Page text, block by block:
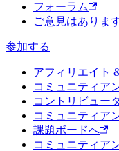
フォーラム
ご意見はありま
参加する
アフィリエイト
コミュニティア
コントリビュー
コミュニティア
課題ボードへ
コミュニティア